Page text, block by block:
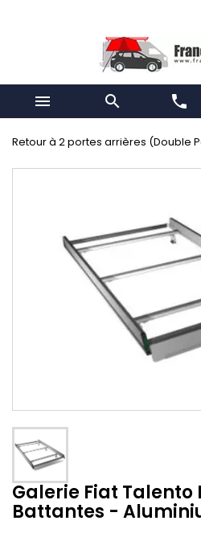
  phone
Retour à 2 portes arrières (Double
Galerie Fiat Talento
Battantes -